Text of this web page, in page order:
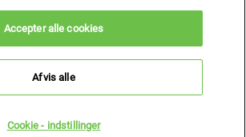
primært henvendt til personer bosiddende i Danmark.
Cookie - indstillinger
Afvis alle
Accepter alle cookies